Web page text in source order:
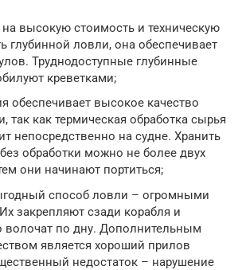
высокую стоимость и техническую
глубинной ловли, она обеспечивает
Труднодоступные глубинные
креветками;
обеспечивает высокое качество
так как термическая обработка сырья
непосредственно на судне. Хранить
обработки можно не более двух
они начинают портиться;
способ ловли – огромными
закрепляют сзади корабля и
волочат по дну. Дополнительным
является хороший прилов
недостаток – нарушение